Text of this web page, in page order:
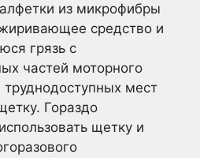
из микрофибры
средство и
грязь с
частей моторного
труднодоступных мест
Гораздо
щетку и